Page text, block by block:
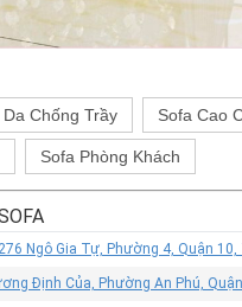
Da Chống Trầy Sofa Cao
Sofa Phòng Khách
Ngô Gia Tự, Phường 4, Quận 10,
Định Của, Phường An Phú, Quận